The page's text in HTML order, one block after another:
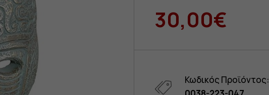
30,00€
Κωδικός Προϊόντος: